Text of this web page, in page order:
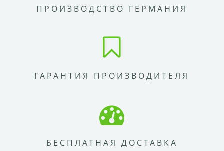
ПРОИЗВОДСТВО ГЕРМАНИЯ
ГАРАНТИЯ ПРОИЗВОДИТЕЛЯ
БЕСПЛАТНАЯ ДОСТАВКА